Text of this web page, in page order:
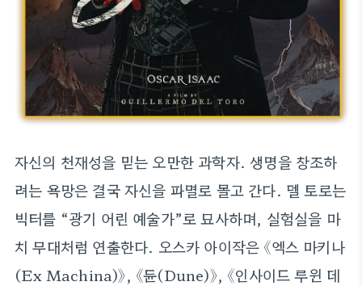
자신의 천재성을 믿는 오만한 과학자. 생명을 창조하
려는 욕망은 결국 자신을 파멸로 몰고 간다. 델 토로는
빅터를 “광기 어린 예술가”로 묘사하며, 실험실을 마
치 무대처럼 연출한다. 오스카 아이작은 《엑스 마키나
(Ex Machina)》, 《듄(Dune)》, 《인사이드 루윈 데